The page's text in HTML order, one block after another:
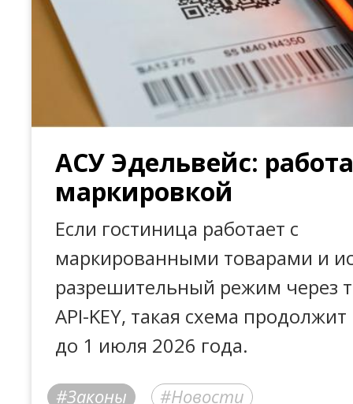
АСУ Эдельвейс:
маркировкой
Если гостиница работает с
маркированными товарами и
разрешительный режим через
API-KEY, такая схема
до 1 июля 2026 года.
Законы Новости